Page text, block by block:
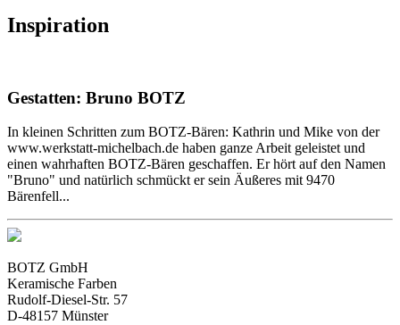
Inspiration
Gestatten: Bruno BOTZ
In kleinen Schritten zum BOTZ-Bären: Kathrin und Mike von der
www.werkstatt-michelbach.de haben ganze Arbeit geleistet und
einen wahrhaften BOTZ-Bären geschaffen. Er hört auf den Namen
"Bruno" und natürlich schmückt er sein Äußeres mit 9470
Bärenfell...
BOTZ GmbH
Keramische Farben
Rudolf-Diesel-Str. 57
D-48157 Münster